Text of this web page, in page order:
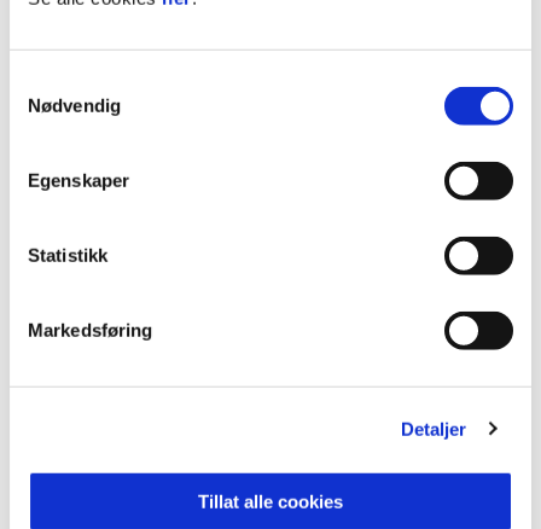
Nødvendig
Egenskaper
Statistikk
Markedsføring
Detaljer
Tillat alle cookies